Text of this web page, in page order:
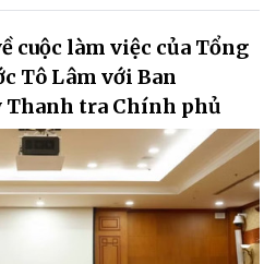
cuộc làm việc của Tổng
Tô Lâm với Ban
Thanh tra Chính phủ